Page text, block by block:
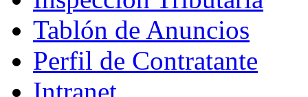
Tablón de Anuncios
Perfil de Contratante
Intranet